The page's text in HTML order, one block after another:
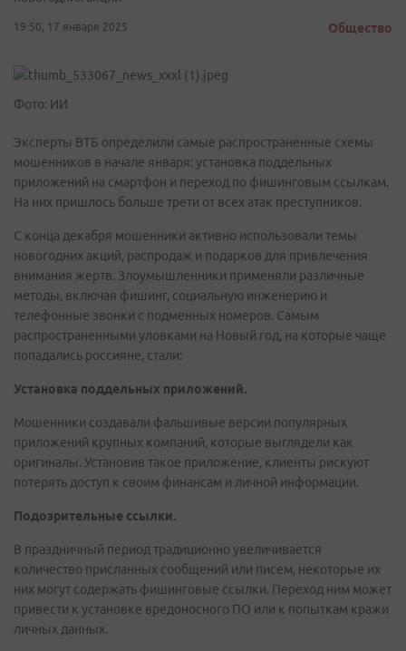
19:50, 17 января 2025 Общество
Фото: ИИ
Эксперты ВТБ определили самые распространенные схемы
мошенников в начале января: установка поддельных
приложений на смартфон и переход по фишинговым ссылкам.
На них пришлось больше трети от всех атак преступников.
С конца декабря мошенники активно использовали темы
новогодних акций, распродаж и подарков для привлечения
внимания жертв. Злоумышленники применяли различные
методы, включая фишинг, социальную инженерию и
телефонные звонки c подменных номеров. Самым
распространенными уловками на Новый год, на которые чаще
попадались россияне, стали:
Установка поддельных приложений.
Мошенники создавали фальшивые версии популярных
приложений крупных компаний, которые выглядели как
оригиналы. Установив такое приложение, клиенты рискуют
потерять доступ к своим финансам и личной информации.
Подозрительные ссылки.
В праздничный период традиционно увеличивается
количество присланных сообщений или писем, некоторые их
них могут содержать фишинговые ссылки. Переход ним может
привести к установке вредоносного ПО или к попыткам кражи
личных данных.